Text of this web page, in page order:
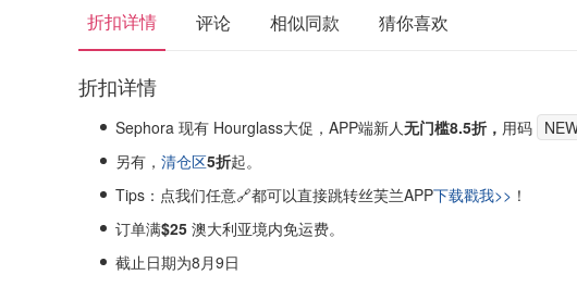
折扣详情 评论 相似同款 猜你喜欢
折扣详情
Sephora 现有 Hourglass大促， APP端新人无门槛8.5折 ， 用码
另有， 清仓区5折起。
Tips：点我们任意🔗都可以直接跳转丝芙兰APP下载戳我>> ！
订单满$25 澳大利亚境内免运费。
截止日期为8月9日